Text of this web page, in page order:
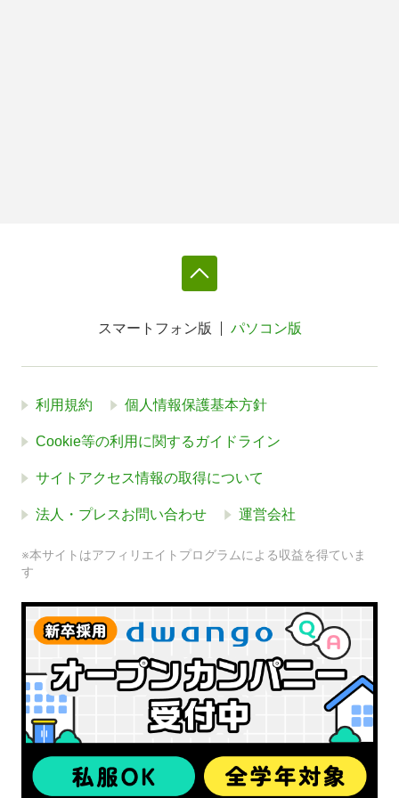
スマートフォン版 パソコン版
利用規約 個人情報保護基本方針
Cookie等の利用に関するガイドライン
サイトアクセス情報の取得について
法人・プレスお問い合わせ 運営会社
※本サイトはアフィリエイトプログラムによる収益を得ていま
す